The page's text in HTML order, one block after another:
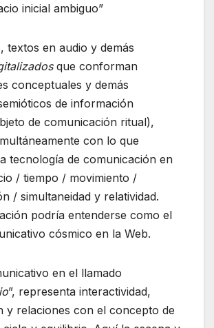
inicial ambiguo”
textos en audio y demás
que conforman
conceptuales y demás
de información
de comunicación ritual),
con lo que
tecnología de comunicación en
/ tiempo / movimiento /
/ simultaneidad y relatividad.
podría entenderse como el
cósmico en la Web.
en el llamado
”, representa interactividad,
y relaciones con el concepto de